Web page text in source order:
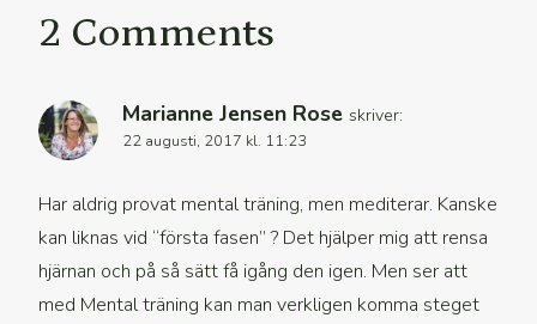
2 Comments
Marianne Jensen Rose skriver:
22 augusti, 2017 kl. 11:23
Har aldrig provat mental träning, men mediterar. Kanske
kan liknas vid “första fasen” ? Det hjälper mig att rensa
hjärnan och på så sätt få igång den igen. Men ser att
med Mental träning kan man verkligen komma steget